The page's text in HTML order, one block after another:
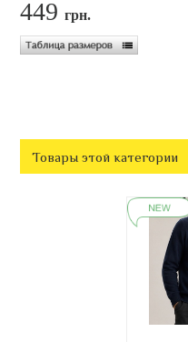
449грн.
Товары этой категории